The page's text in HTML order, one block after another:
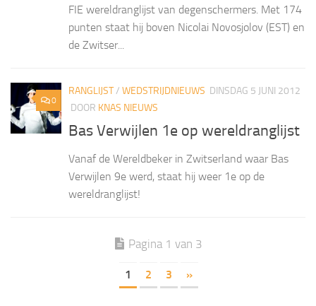
FIE wereldranglijst van degenschermers. Met 174
punten staat hij boven Nicolai Novosjolov (EST) en
de Zwitser...
0
RANGLIJST/ WEDSTRIJDNIEUWS DINSDAG 5 JUNI 2012
DOOR KNAS NIEUWS
Bas Verwijlen 1e op wereldranglijst
Vanaf de Wereldbeker in Zwitserland waar Bas
Verwijlen 9e werd, staat hij weer 1e op de
wereldranglijst!
Pagina 1 van 3
1 2 3 »